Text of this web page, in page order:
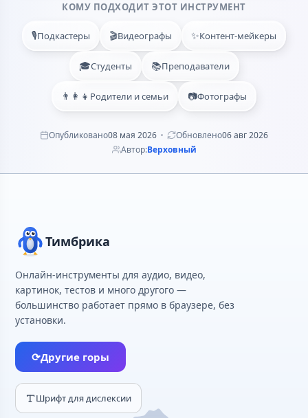
КОМУ ПОДХОДИТ ЭТОТ ИНСТРУМЕНТ
🎙️Подкастеры 🎬Видеографы ✨Контент-мейкеры
🎓Студенты 📚Преподаватели
👨‍👩‍👧 Родители и семьи 📷Фотографы
Опубликовано08 мая 2026 Обновлено06 авг 2026
Автор:Верховный
Тимбрика
Онлайн-инструменты для аудио, видео,
картинок, тестов и много другого —
большинство работает прямо в браузере, без
установки.
⟳Другие горы
Шрифт для дислексии